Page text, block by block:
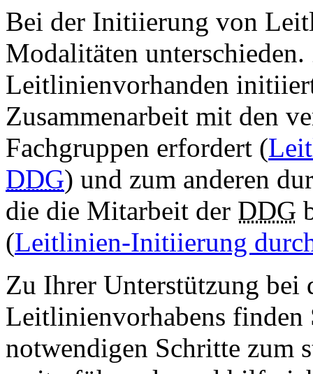
Bei der Initiierung von
Modalitäten
Leitlinienvorhanden
Zusammenarbeit mit den
Fachgruppen erfordert (
DDG) und zum anderen
die die Mitarbeit der DDG
(Leitlinien-Initiierung
Zu Ihrer Unterstützung bei
Leitlinienvorhabens finden
notwendigen Schritte zum